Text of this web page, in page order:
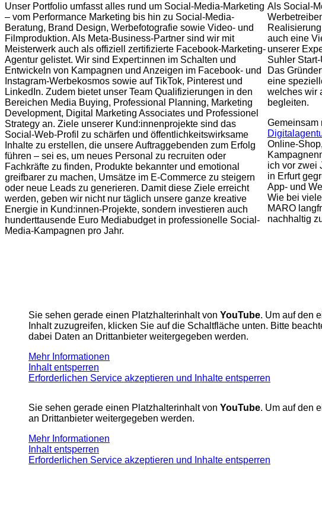
Unser Portfolio umfasst alles rund um Social-Media-Marketing
– vom Performance Marketing bis hin zu Social-Media-
Beratung, Brand Design, Werbefotografie sowie Video- und
Filmproduktion. Als Meta-Business-Partner sind wir mit
Meisterwerk auch als offiziell zertifizierte Facebook-Marketing-
Agentur gelistet. Wir sind Expert:innen im Schalten und
Entwickeln von Kampagnen und Anzeigen im Facebook- und
Instagram-Werbekosmos sowie auf TikTok, Pinterest und
LinkedIn. Zudem bietet unser Team Qualifizierungen in den
Bereichen Media Buying, Professional Planning, Marketing
Development, Digital Marketing Associates und Professionel
Strategy an. Ziele unserer Kund:innenprojekte sind das
Social-Web-Profil zu schärfen und öffentlichkeitswirksame
Inhalte zu erstellen, die unsere Auftraggebenden zum Erfolg
führen – sei es, um neues Personal zu recruiten oder
Fachkräfte zu finden, Produkte bekannter und emotional
greifbarer zu machen, Umsätze im E-Commerce zu steigern
oder neue Leads zu generieren. Damit diese Ziele erreicht
werden, geben wir nicht nur täglich unsere ganze kreative
Energie in Kund:innen-Projekte, sondern investieren auch
hunderttausende Euro Mediabudget in professionelle Social-
Media-Kampagnen pro Jahr.
Als Social-
auch eine
unserer
Suhler
Das
eine
welches wir
begleiten.
Gemeinsam
Online-
ich vor zwei
in Erfurt
App- und
Wie bei
MARO
nachhaltig
Sie sehen gerade einen Platzhalterinhalt von YouTube. Um auf den
Inhalt zuzugreifen, klicken Sie auf die Schaltfläche unten. Bitte
dabei Daten an Drittanbieter weitergegeben werden.
Mehr Informationen
Inhalt entsperren
Erforderlichen Service akzeptieren und Inhalte entsperren
Sie sehen gerade einen Platzhalterinhalt von YouTube. Um auf den
an Drittanbieter weitergegeben werden.
Mehr Informationen
Inhalt entsperren
Erforderlichen Service akzeptieren und Inhalte entsperren